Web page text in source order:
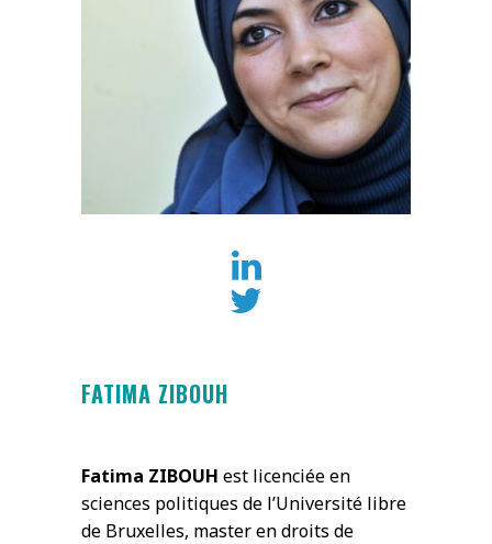
FATIMA ZIBOUH
Fatima ZIBOUH est licenciée en
sciences politiques de l’Université libre
de Bruxelles, master en droits de